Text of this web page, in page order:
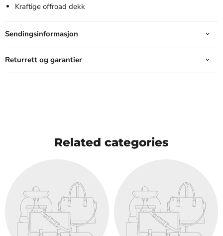
Kraftige offroad dekk
Sendingsinformasjon
Returrett og garantier
Related categories